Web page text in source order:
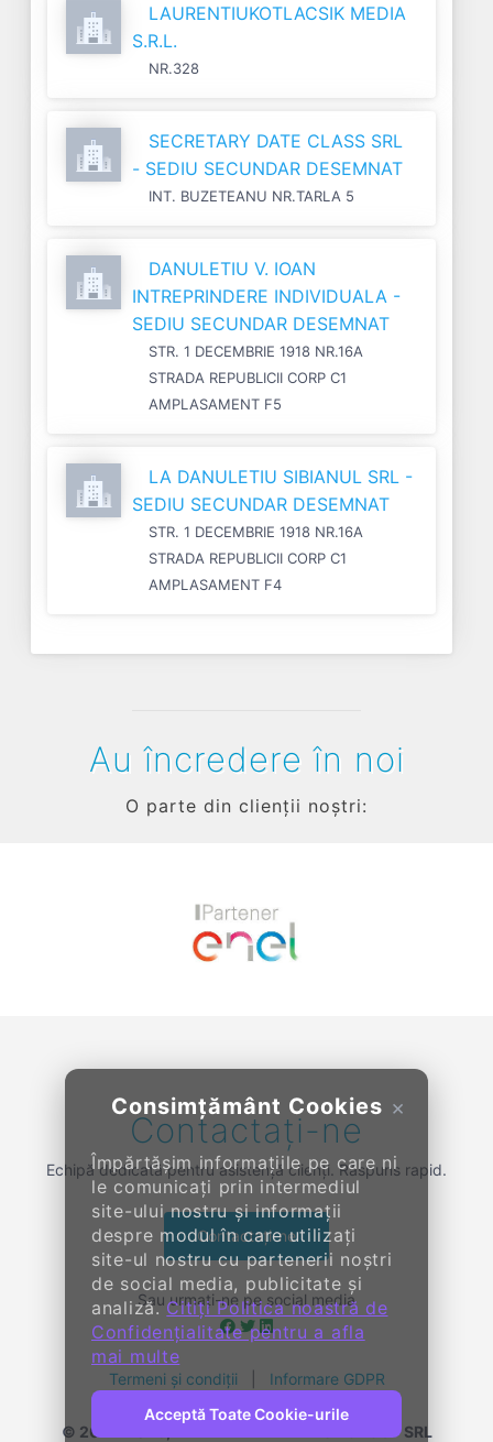
LAURENTIUKOTLACSIK MEDIA
S.R.L.
NR.328
SECRETARY DATE CLASS SRL
- SEDIU SECUNDAR DESEMNAT
INT. BUZETEANU NR.TARLA 5
DANULETIU V. IOAN
INTREPRINDERE INDIVIDUALA -
SEDIU SECUNDAR DESEMNAT
STR. 1 DECEMBRIE 1918 NR.16A
STRADA REPUBLICII CORP C1
AMPLASAMENT F5
LA DANULETIU SIBIANUL SRL -
SEDIU SECUNDAR DESEMNAT
STR. 1 DECEMBRIE 1918 NR.16A
STRADA REPUBLICII CORP C1
AMPLASAMENT F4
×
Consimțământ Cookies
Împărtășim informațiile pe care ni
le comunicați prin intermediul
site-ului nostru și informații
despre modul în care utilizați
site-ul nostru cu partenerii noștri
de social media, publicitate și
analiză.Citiți Politica noastră de
Confidențialitate pentru a afla
mai multe
Acceptă Toate Cookie-urile
Au încredere în noi
O parte din clienții noștri:
Contactați-ne
Echipă dedicată pentru asistență clienți. Răspuns rapid.
Contactați-ne
Sau urmați-ne pe social media
Termeni și condiții Informare GDPR
© 2014- 2026, KENDALL ENTERPRISE GROUP SRL